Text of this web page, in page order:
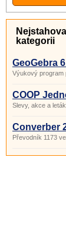
kategorii
GeoGebra
Výukový program
COOP
Slevy, akce a
Converber
Převodník 1173